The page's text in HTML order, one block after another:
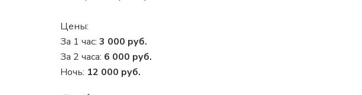
Цены:
За 1 час: 3 000 руб.
За 2 часа: 6 000 руб.
Ночь: 12 000 руб.